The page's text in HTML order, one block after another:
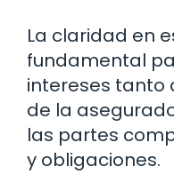
La claridad en
fundamental
intereses tanto
de la
las partes
y obligaciones.